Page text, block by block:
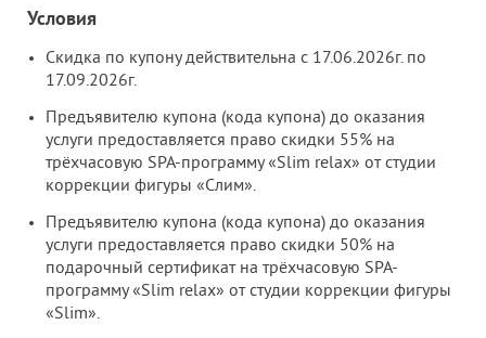
Условия
Скидка по купону действительна с 17.06.2026г. по
17.09.2026г.
Предъявителю купона (кода купона) до оказания
услуги предоставляется право скидки 55% на
трёхчасовую SPA-программу «Slim relax» от студии
коррекции фигуры «Слим».
Предъявителю купона (кода купона) до оказания
услуги предоставляется право скидки 50% на
подарочный сертификат на трёхчасовую SPA-
программу «Slim relax» от студии коррекции фигуры
«Slim».